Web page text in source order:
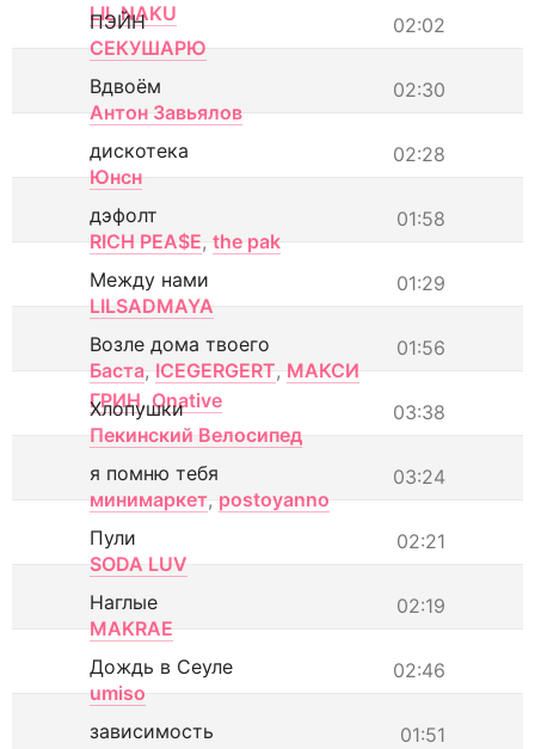
LIL NAKU
02:02
ПЭЙН
СЕКУШАРЮ
02:30
Вдвоём
Антон Завьялов
02:28
дискотека
Юнсн
01:58
дэфолт
RICH PEA$E, the pak
01:29
Между нами
LILSADMAYA
01:56
Возле дома твоего
Баста, ICEGERGERT, МАКСИ
ГРИН, Onative 03:38
Хлопушки
Пекинский Велосипед
03:24
я помню тебя
минимаркет, postoyanno
02:21
Пули
SODA LUV
02:19
Наглые
MAKRAE
02:46
Дождь в Сеуле
umiso
01:51
зависимость